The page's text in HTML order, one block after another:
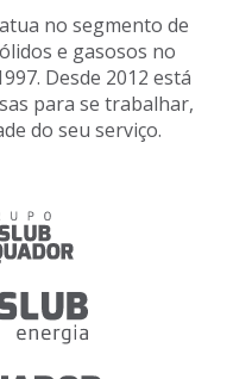
no segmento de
e gasosos no
Desde 2012 está
para se trabalhar,
do seu serviço.